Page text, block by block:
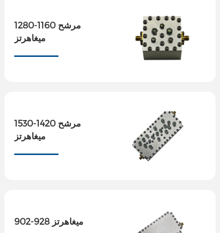
مرشح 1160-1280
ميغاهرتز
مرشح 1420-1530
ميغاهرتز
902-928 ميغاهرتز